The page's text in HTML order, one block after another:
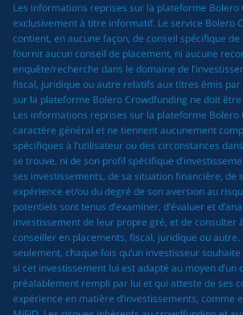
Les informations reprises sur la plateforme Bolero
exclusivement à titre informatif. Le service Bolero
contient, en aucune façon, de conseil spécifique de
fournit aucun conseil de placement, ni aucune
enquête/recherche dans le domaine de
fiscal, juridique ou autre relatifs aux titres émis
sur la plateforme Bolero Crowdfunding ne doit
Les informations reprises sur la plateforme Bolero
caractère général et ne tiennent aucunement
spécifiques à l’utilisateur ou des circonstances
se trouve, ni de son profil spécifique
ses investissements, de sa situation financière, de
expérience et/ou du degré de son aversion au
potentiels sont tenus d’examiner, d’évaluer et
investissement de leur propre gré, et de consulter
conseiller en placements, fiscal, juridique ou autre.
seulement, chaque fois qu’un investisseur
si cet investissement lui est adapté au moyen d’un
préalablement rempli par lui et qui atteste de ses
expérience en matière d’investissements, comme